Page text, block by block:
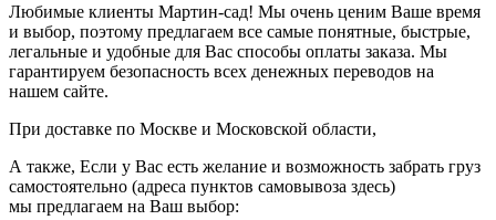
Любимые клиенты Мартин-сад! Мы очень ценим Ваше время
и выбор, поэтому предлагаем все самые понятные, быстрые,
легальные и удобные для Вас способы оплаты заказа. Мы
гарантируем безопасность всех денежных переводов на
нашем сайте.
При доставке по Москве и Московской области,
А также, Если у Вас есть желание и возможность забрать груз
самостоятельно (адреса пунктов самовывоза здесь)
мы предлагаем на Ваш выбор: